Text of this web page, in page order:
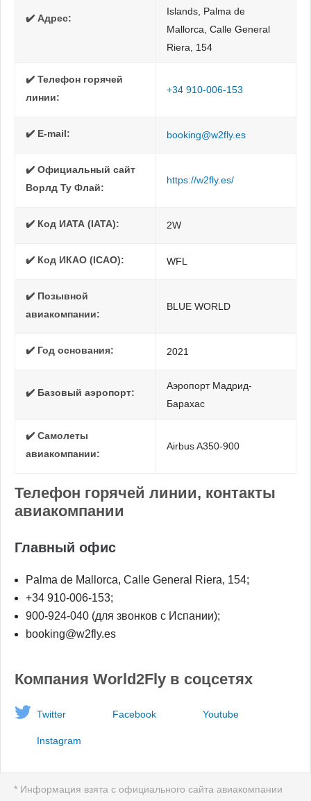
✔️ Адрес:
Islands, Palma de
Mallorca, Calle General
Riera, 154
✔️ Телефон горячей
линии:
+34 910-006-153
✔️ E-mail: booking@w2fly.es
✔️ Официальный сайт
Ворлд Ту Флай:
https://w2fly.es/
✔️ Код ИАТА (IATA): 2W
✔️ Код ИКАО (ICAO): WFL
✔️ Позывной
авиакомпании:
BLUE WORLD
✔️ Год основания: 2021
✔️ Базовый аэропорт:
Аэропорт Мадрид-
Барахас
✔️ Самолеты
авиакомпании:
Airbus A350-900
Телефон горячей линии, контакты
авиакомпании
Главный офис
Palma de Mallorca, Calle General Riera, 154;
+34 910-006-153;
900-924-040 (для звонков с Испании);
booking@w2fly.es
Компания World2Fly в соцсетях
Twitter Facebook Youtube
Instagram
* Информация взята с официального сайта авиакомпании